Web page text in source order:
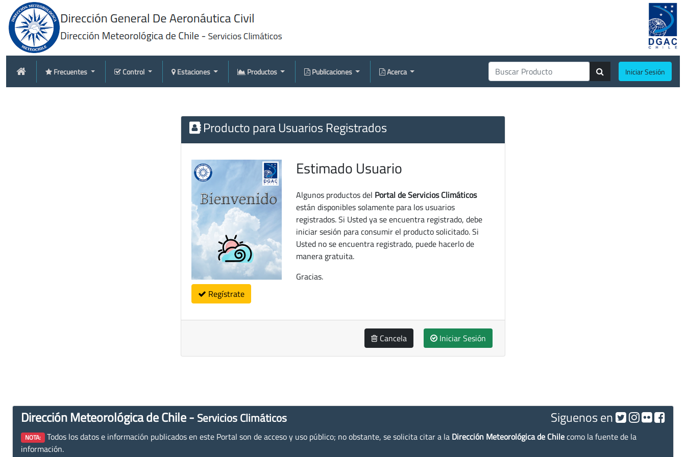
Frecuentes Control Estaciones Productos Publicaciones Acerca Iniciar Sesión
Producto para Usuarios Registrados
Regístrate
Estimado Usuario
Algunos productos del Portal de Servicios Climáticos
están disponibles solamente para los usuarios
registrados. Si Usted ya se encuentra registrado, debe
iniciar sesión para consumir el producto solicitado. Si
Usted no se encuentra registrado, puede hacerlo de
manera gratuita.
Gracias.
Cancela Iniciar Sesión
Dirección Meteorológica de Chile - Servicios Climáticos Siguenos en
NOTA: Todos los datos e información publicados en este Portal son de acceso y uso público; no obstante, se solicita citar a la Dirección Meteorológica de Chilecomo la fuente de la
información.